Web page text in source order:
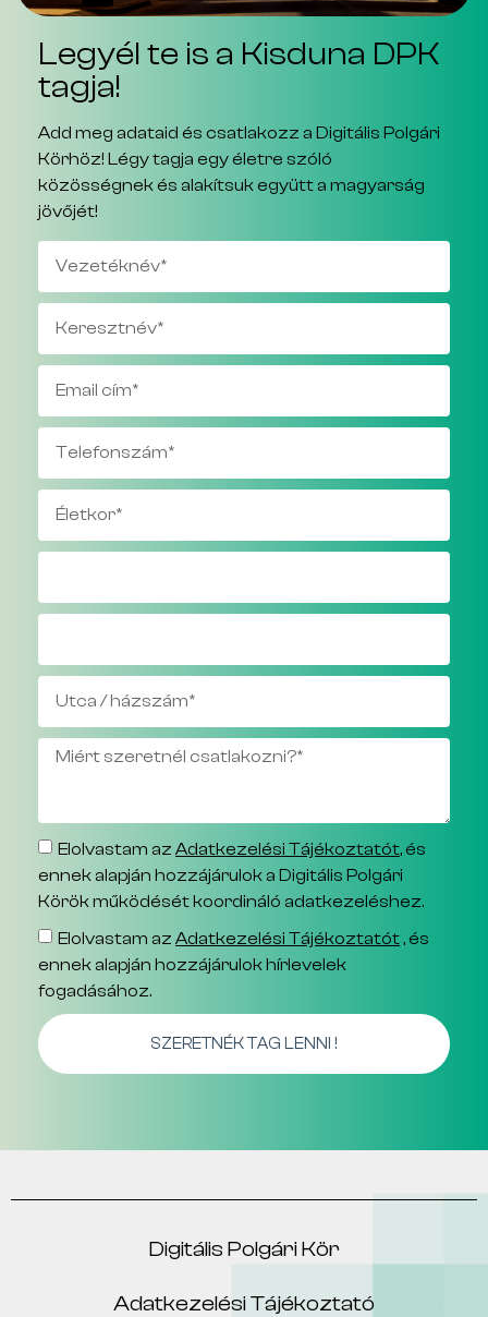
Legyél te is a Kisduna DPK
tagja!
Add meg adataid és csatlakozz a Digitális Polgári
Körhöz! Légy tagja egy életre szóló
közösségnek és alakítsuk együtt a magyarság
jövőjét!
Elolvastam az Adatkezelési Tájékoztatót, és
ennek alapján hozzájárulok a Digitális Polgári
Körök működését koordináló adatkezeléshez.
Elolvastam az Adatkezelési Tájékoztatót, és
ennek alapján hozzájárulok hírlevelek
fogadásához.
SZERETNÉK TAG LENNI !
Digitális Polgári Kör
Adatkezelési Tájékoztató